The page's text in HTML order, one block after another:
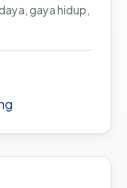
gaya hidup,